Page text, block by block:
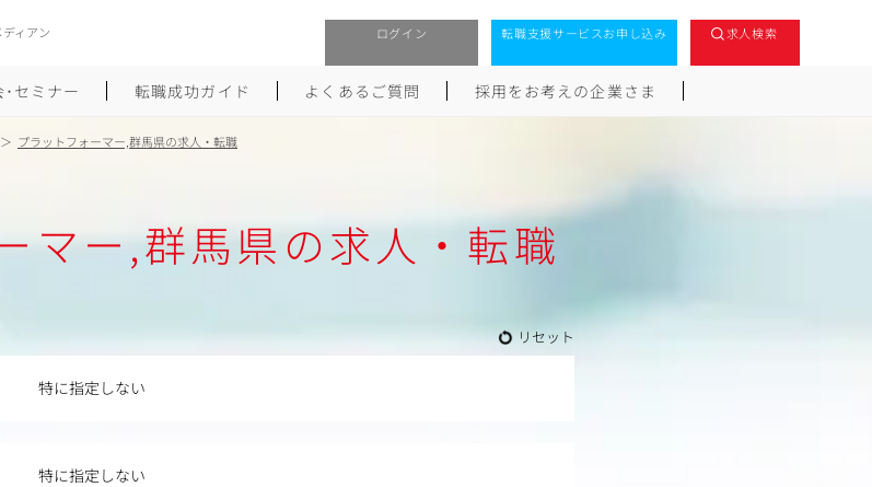
ィアン ログイン 転職支援サービスお申し込み 求人検索
セミナー 転職成功ガイド
方 大手広告会社への転職
よくあるご質問 採用をお考えの企業さま
プラットフォーマー,群馬県の求人・転職
マー,群馬県の求人・転職
リセット
特に指定しない
特に指定しない